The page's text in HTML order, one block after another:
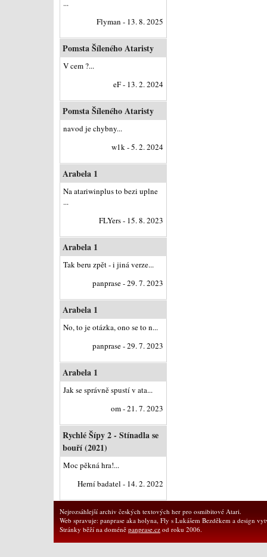
...
Flyman - 13. 8. 2025
Pomsta Šíleného Ataristy
V cem ?...
eF - 13. 2. 2024
Pomsta Šíleného Ataristy
navod je chybny...
w1k - 5. 2. 2024
Arabela 1
Na atariwinplus to bezi uplne
...
FLYers - 15. 8. 2023
Arabela 1
Tak beru zpět - i jiná verze...
panprase - 29. 7. 2023
Arabela 1
No, to je otázka, ono se to n...
panprase - 29. 7. 2023
Arabela 1
Jak se správně spustí v ata...
om - 21. 7. 2023
Rychlé Šípy 2 - Stínadla se
bouří (2021)
Moc pěkná hra!...
Herní badatel - 14. 2. 2022
Nejrozsáhlejší archiv českých textových her pro osmibitové Atari.
Web spravuje: panprase aka holyna, Fly s Lukášem Bezděkem a design
Stránky běží na doméně panprase.cz od roku 2006.